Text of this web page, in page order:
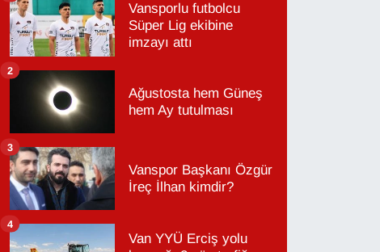
Vansporlu futbolcu
Süper Lig ekibine
imzayı attı
Ağustosta hem Güneş
hem Ay tutulması
2
Vanspor Başkanı Özgür
İreç İlhan kimdir?
3
Van YYÜ Erciş yolu
4